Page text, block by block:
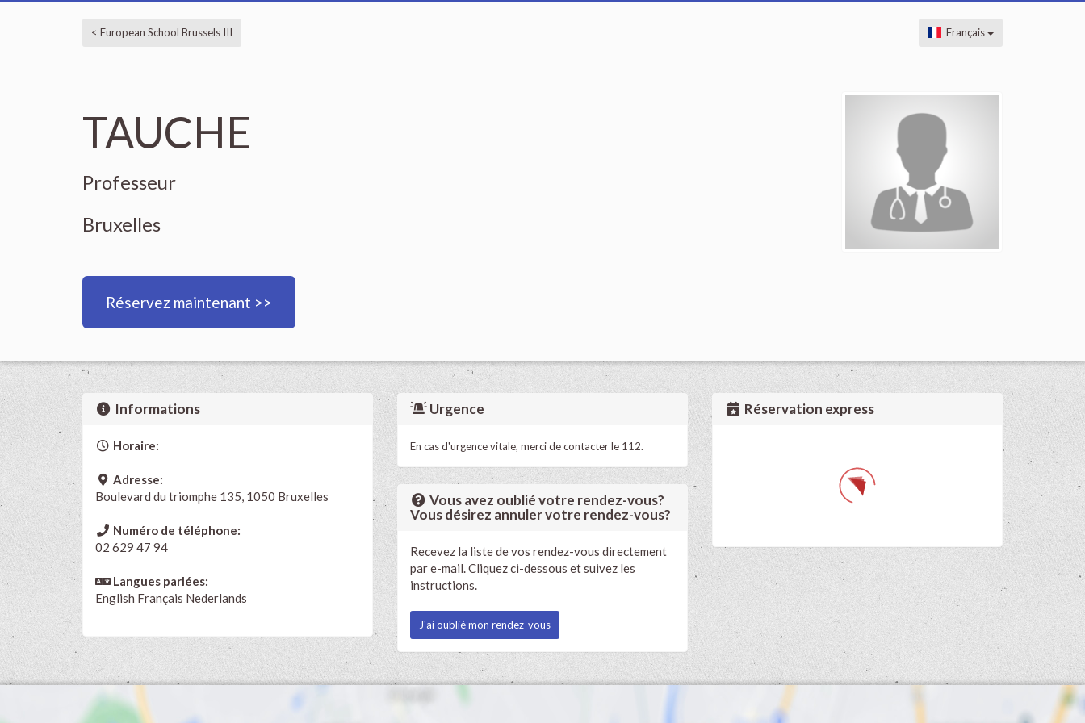
< European School Brussels III Français
TAUCHE
Professeur
Bruxelles
Réservez maintenant >>
Informations
Horaire:
Adresse:
Boulevard du triomphe 135, 1050 Bruxelles
Numéro de téléphone:
02 629 47 94
Langues parlées:
English Français Nederlands
Urgence
En cas d'urgence vitale, merci de contacter le 112.
Vous avez oublié votre rendez-vous?
Vous désirez annuler votre rendez-vous?
Recevez la liste de vos rendez-vous directement
par e-mail. Cliquez ci-dessous et suivez les
instructions.
J'ai oublié mon rendez-vous
Réservation express